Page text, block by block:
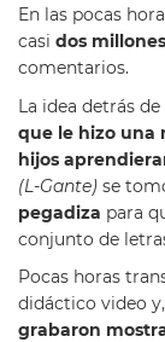
En las pocas
casi dos
comentarios.
La idea detrás
que le hizo una
hijos
(L-Gante) se
pegadiza para
conjunto de
Pocas horas
didáctico video
grabaron